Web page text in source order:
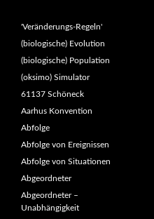
'Veränderungs-Regeln'
(biologische) Evolution
(biologische) Population
(oksimo) Simulator
61137 Schöneck
Aarhus Konvention
Abfolge
Abfolge von Ereignissen
Abfolge von Situationen
Abgeordneter
Abgeordneter –
Unabhängigkeit